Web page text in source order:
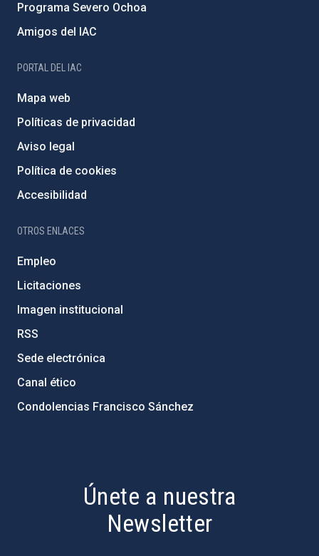
Programa Severo Ochoa
Amigos del IAC
PORTAL DEL IAC
Mapa web
Políticas de privacidad
Aviso legal
Política de cookies
Accesibilidad
OTROS ENLACES
Empleo
Licitaciones
Imagen institucional
RSS
Sede electrónica
Canal ético
Condolencias Francisco Sánchez
Únete a nuestra
Newsletter